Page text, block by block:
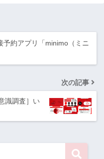
予約アプリ「minimo（ミニ
次の記事
識調査］い